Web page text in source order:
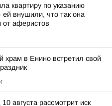
квартиру по указанию
внушили, что так она
от аферистов
храм в Енино встретил свой
августа рассмотрит иск